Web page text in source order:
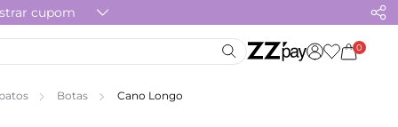
cupom
0
Botas Cano Longo